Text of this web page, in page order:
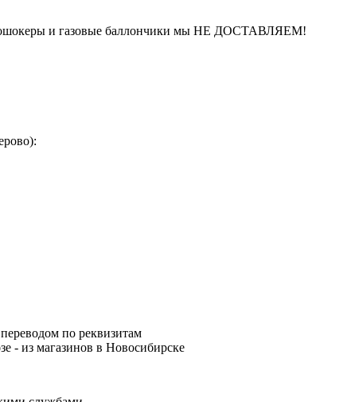
и газовые баллончики мы НЕ ДОСТАВЛЯЕМ!
по реквизитам
- из магазинов в Новосибирске